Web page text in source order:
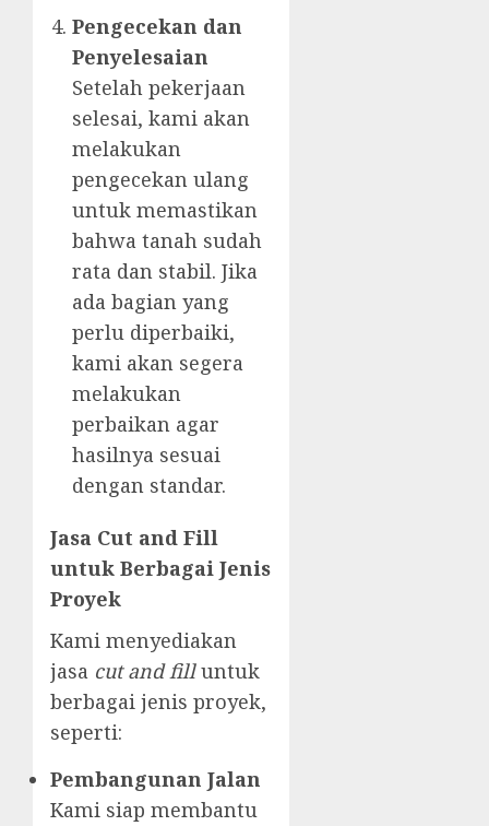
Pengecekan dan
Penyelesaian
Setelah pekerjaan
selesai, kami akan
melakukan
pengecekan ulang
untuk memastikan
bahwa tanah sudah
rata dan stabil. Jika
ada bagian yang
perlu diperbaiki,
kami akan segera
melakukan
perbaikan agar
hasilnya sesuai
dengan standar.
Jasa Cut and Fill
untuk Berbagai Jenis
Proyek
Kami menyediakan
jasa cut and filluntuk
berbagai jenis proyek,
seperti:
Pembangunan Jalan
Kami siap membantu